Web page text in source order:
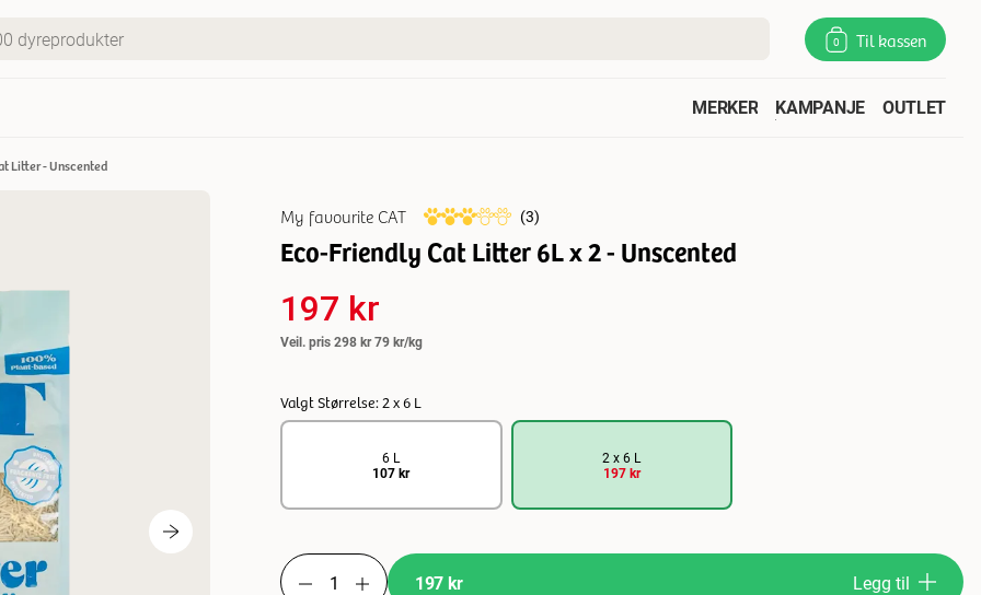
0 Til kassen
MERKER KAMPANJE OUTLET
Litter - Unscented
My favourite CAT
Eco-Friendly Cat Litter 6L x 2 - Unscented
(3)
197 kr
Veil. pris298 kr79 kr/kg
Valgt Størrelse: 2 x 6 L
6 L
107 kr
2 x 6 L
197 kr
197 kr Legg til